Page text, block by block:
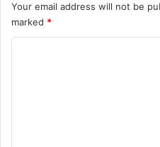
Your email address will not be
marked *